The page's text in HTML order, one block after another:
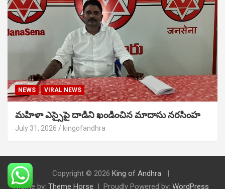
NEWS VIRAL NEWS
మహిళా ఎస్సైపై దాడిని ఖండించిన మాదాసు నరసింహ
July 31, 2026 kingofandhra
Copyright © 2026 King of Andhra
Theme by: Theme Horse Proudly Powered by: WordPress